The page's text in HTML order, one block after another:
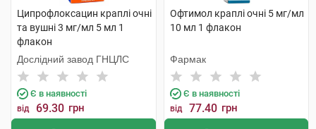
Ципрофлоксацин краплі очні
та вушні 3 мг/мл 5 мл 1
флакон
Дослідний завод ГНЦЛС
Є в наявності
від 69.30 грн
Офтимол краплі очні 5 мг/мл
10 мл 1 флакон
Фармак
Є в наявності
від 77.40 грн